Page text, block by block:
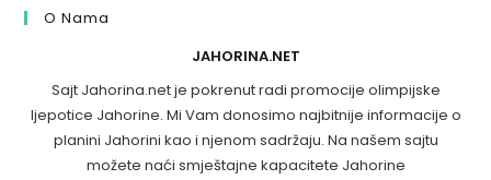
O Nama
JAHORINA.NET
Sajt Jahorina.net je pokrenut radi promocije olimpijske
ljepotice Jahorine. Mi Vam donosimo najbitnije informacije o
planini Jahorini kao i njenom sadržaju. Na našem sajtu
možete naći smještajne kapacitete Jahorine